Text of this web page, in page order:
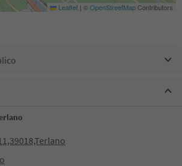
Leaflet | ©OpenStreetMapContributors